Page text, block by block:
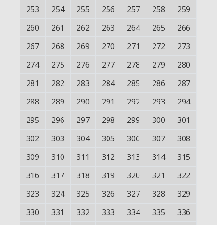
253
254 255 256 257 258
259
260
261 262 263 264 265
266
267
268 269 270 271 272
273
274
275 276 277 278 279
280
281
282 283 284 285 286
287
288
289 290 291 292 293
294
295
296 297 298 299 300
301
302
303 304 305 306 307
308
309
310 311 312 313 314
315
316
317 318 319 320 321
322
323
324 325 326 327 328
329
330
331 332 333 334 335
336